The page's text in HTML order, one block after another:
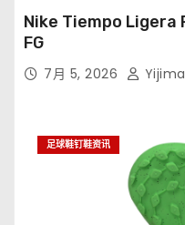
Nike Tiempo Ligera
FG
7月 5, 2026
足球鞋钉鞋资讯